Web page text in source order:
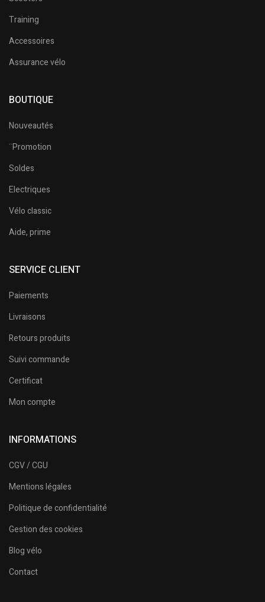
Training
Accessoires
Assurance vélo
BOUTIQUE
Nouveautés
¨Promotion
Soldes
Electriques
Vélo classic
Aide, prime
SERVICE CLIENT
Paiements
Livraisons
Retours produits
Suivi commande
Certificat
Mon compte
INFORMATIONS
CGV / CGU
Mentions légales
Politique de confidentialité
Gestion des cookies
Blog vélo
Contact